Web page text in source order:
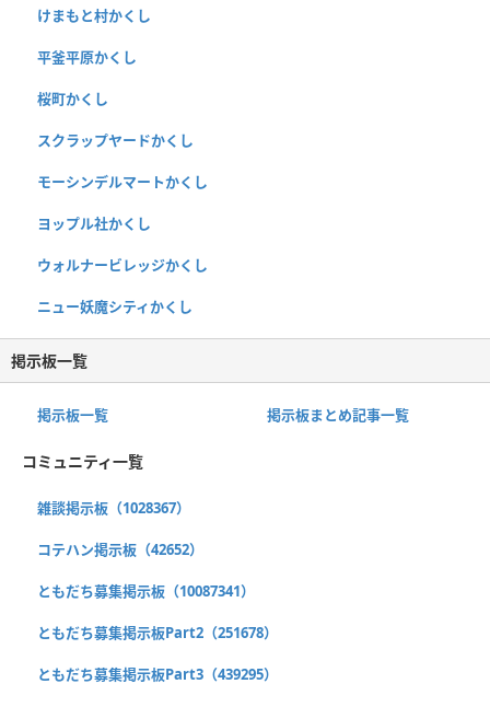
けまもと村かくし
平釜平原かくし
桜町かくし
スクラップヤードかくし
モーシンデルマートかくし
ヨップル社かくし
ウォルナービレッジかくし
ニュー妖魔シティかくし
掲示板一覧
掲示板一覧 掲示板まとめ記事一覧
コミュニティ一覧
雑談掲示板（1028367）
コテハン掲示板（42652）
ともだち募集掲示板（10087341）
ともだち募集掲示板Part2（251678）
ともだち募集掲示板Part3（439295）